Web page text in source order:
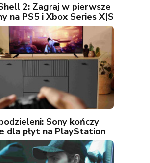
2: Zagraj w pierwsze
na PS5 i Xbox Series X|S
Sony kończy
dla płyt na PlayStation